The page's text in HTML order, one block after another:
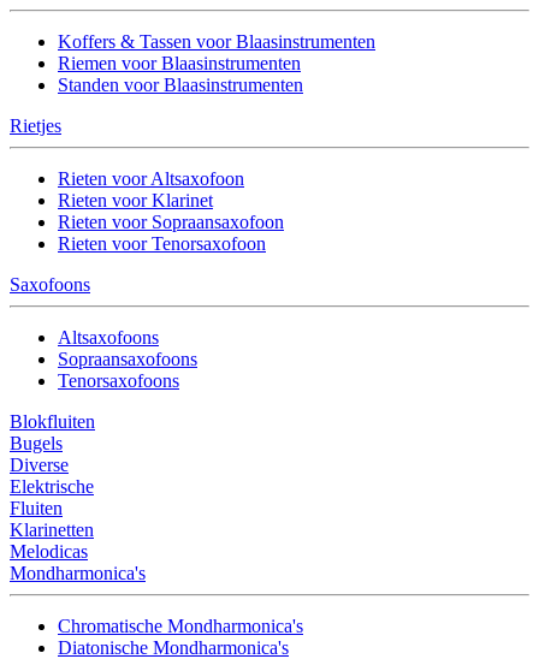
Koffers & Tassen voor Blaasinstrumenten
Riemen voor Blaasinstrumenten
Standen voor Blaasinstrumenten
Rietjes
Rieten voor Altsaxofoon
Rieten voor Klarinet
Rieten voor Sopraansaxofoon
Rieten voor Tenorsaxofoon
Saxofoons
Altsaxofoons
Sopraansaxofoons
Tenorsaxofoons
Blokfluiten
Bugels
Diverse
Elektrische
Fluiten
Klarinetten
Melodicas
Mondharmonica's
Chromatische Mondharmonica's
Diatonische Mondharmonica's